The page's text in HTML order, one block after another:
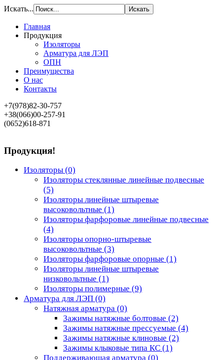
Искать...
Главная
Продукция
Изоляторы
Арматура для ЛЭП
ОПН
Преимущества
О нас
Контакты
+7(978)82-30-757
+38(066)00-257-91
(0652)618-871
Продукция!
Изоляторы (0)
Изоляторы стеклянные линейные подвесные
(5)
Изоляторы линейные штыревые
высоковольтные (1)
Изоляторы фарфоровые линейные подвесные
(4)
Изоляторы опорно-штыревые
высоковольтные (3)
Изоляторы фарфоровые опорные (1)
Изоляторы линейные штыревые
низковольтные (1)
Изоляторы полимерные (9)
Арматура для ЛЭП (0)
Натяжная арматура (0)
Зажимы натяжные болтовые (2)
Зажимы натяжные прессуемые (4)
Зажимы натяжные клиновые (2)
Зажимы клыковые типа КС (1)
Поддерживающая арматура (0)